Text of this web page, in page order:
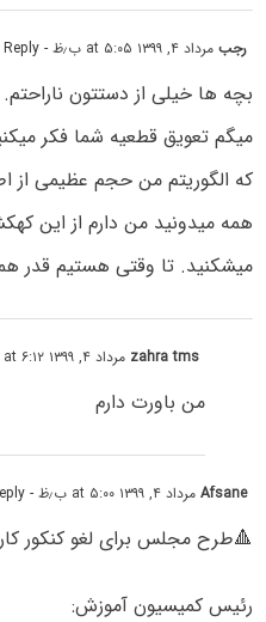
رجبمرداد ۴, ۱۳۹۹ at ۵:۰۵ ب٫ظ - Reply
بچه ها خیلی از دستتون
میگم تعویق قطعیه شما فکر
که الگوریتم من حجم عظیمی از
همه میدونید من دارم از این
میشکنید. تا وقتی هستیم قدر
zahra tms مرداد ۴, ۱۳۹۹ at ۶:۱۲ ب٫ظ
من باورت دارم
Afsaneمرداد ۴, ۱۳۹۹ at ۵:۰۰ ب٫ظ - Reply
🔺️طرح مجلس برای لغو کنکور
رئیس کمیسیون آموزش: